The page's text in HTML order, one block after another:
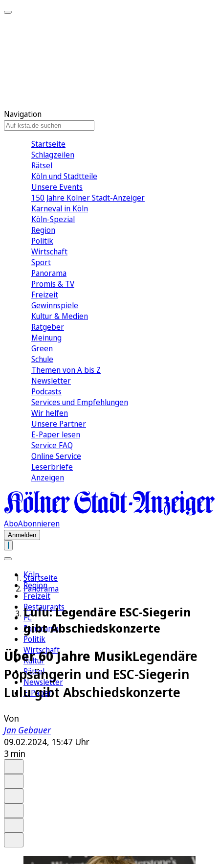
Navigation
Startseite
Schlagzeilen
Rätsel
Köln und Stadtteile
Unsere Events
150 Jahre Kölner Stadt-Anzeiger
Karneval in Köln
Köln-Spezial
Region
Politik
Wirtschaft
Sport
Panorama
Promis & TV
Freizeit
Gewinnspiele
Kultur & Medien
Ratgeber
Meinung
Green
Schule
Themen von A bis Z
Newsletter
Podcasts
Services und Empfehlungen
Wir helfen
Unsere Partner
E-Paper lesen
Service FAQ
Online Service
Leserbriefe
Anzeigen
AboAbonnieren
Anmelden
Köln
Region
Freizeit
Restaurants
FC
Panorama
Politik
Wirtschaft
Kultur
Rätsel
Newsletter
E-Paper
Startseite
Panorama
Lulu: Legendäre ESC-Siegerin
gibt Abschiedskonzerte
Über 60 Jahre MusikLegendäre
Popsängerin und ESC-Siegerin
Lulu gibt Abschiedskonzerte
Von
Jan Gebauer
09.02.2024, 15:47 Uhr
3 min